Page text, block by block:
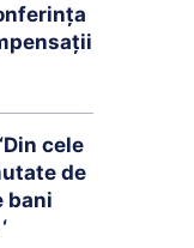
cele
de
bani